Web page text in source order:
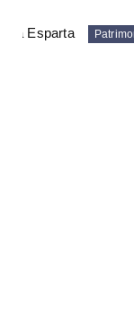
Esparta